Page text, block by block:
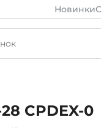
Новинки
CPDEX-0